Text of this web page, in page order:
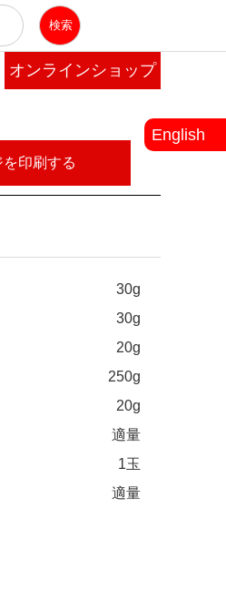
オンラインショップ
English
30g
30g
20g
250g
20g
適量
1玉
適量